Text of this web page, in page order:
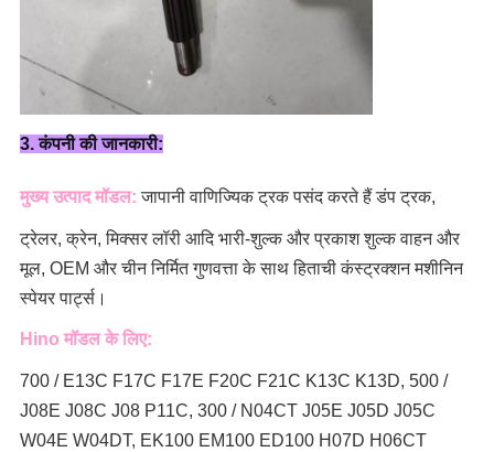
3. कंपनी की जानकारी:
मुख्य उत्पाद मॉडल: जापानी वाणिज्यिक ट्रक पसंद करते हैंडंप ट्रक,
ट्रेलर, क्रेन, मिक्सर लॉरी आदि भारी-शुल्क और प्रकाश शुल्क वाहन और
मूल, OEM और चीन निर्मित गुणवत्ता के साथ हिताची कंस्ट्रक्शन मशीनिन
स्पेयर पार्ट्स।
Hino मॉडल के लिए:
700 / E13C F17C F17E F20C F21C K13C K13D, 500 /
J08E J08C J08 P11C, 300 / N04CT J05E J05D J05C
W04E W04DT, EK100 EM100 ED100 H07D H06CT